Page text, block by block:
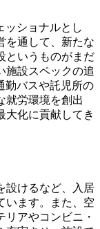
ッショナルとし
を通して、新たな
というものがまだ
施設スペックの追
勤バスや託児所の
就労環境を創出
大化に貢献してき
設けるなど、入居
います。また、空
アやコンビニ・